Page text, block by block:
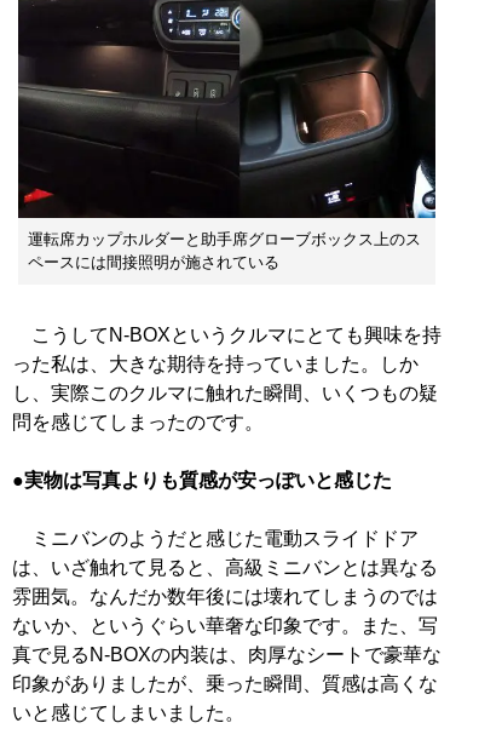
運転席カップホルダーと助手席グローブボックス上のス
ペースには間接照明が施されている
こうしてN-BOXというクルマにとても興味を持
った私は、大きな期待を持っていました。しか
し、実際このクルマに触れた瞬間、いくつもの疑
問を感じてしまったのです。
●実物は写真よりも質感が安っぽいと感じた
ミニバンのようだと感じた電動スライドドア
は、いざ触れて見ると、高級ミニバンとは異なる
雰囲気。なんだか数年後には壊れてしまうのでは
ないか、というぐらい華奢な印象です。また、写
真で見るN-BOXの内装は、肉厚なシートで豪華な
印象がありましたが、乗った瞬間、質感は高くな
いと感じてしまいました。